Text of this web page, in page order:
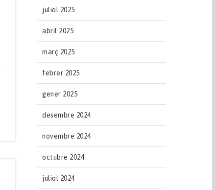
juliol 2025
abril 2025
març 2025
febrer 2025
gener 2025
desembre 2024
novembre 2024
octubre 2024
juliol 2024